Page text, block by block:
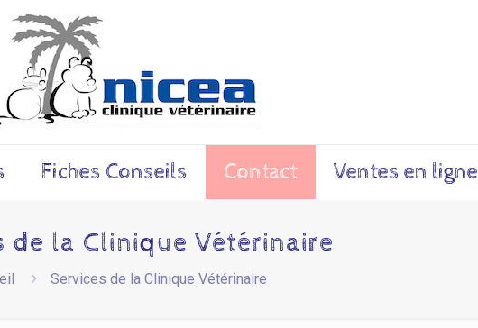
Fiches Conseils Contact Ventes en ligne
de la Clinique Vétérinaire
Services de la Clinique Vétérinaire